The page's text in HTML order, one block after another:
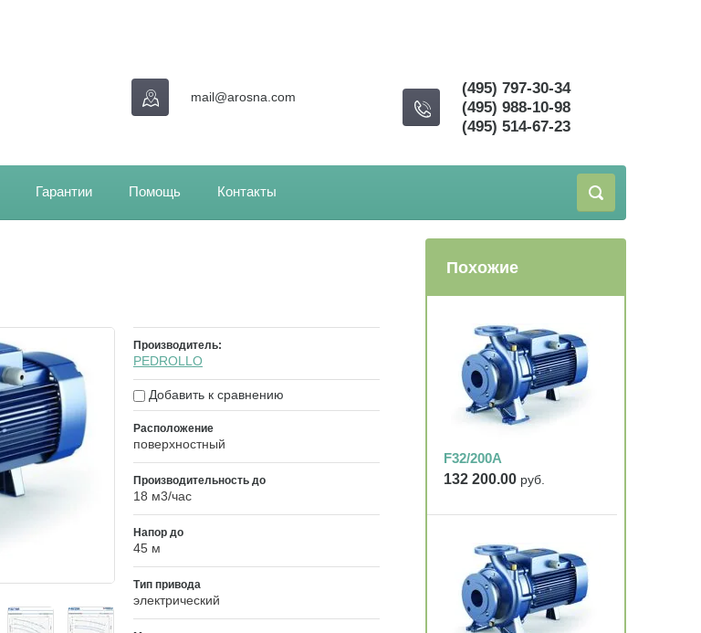
(495) 797-30-34
(495) 988-10-98
(495) 514-67-23
mail@arosna.com
Гарантии Помощь Контакты
Производитель:
PEDROLLO
Добавить к сравнению
Расположение
поверхностный
Производительность до
18 м3/час
Напор до
45 м
Тип привода
электрический
Похожие
F32/200A
132 200.00 руб.